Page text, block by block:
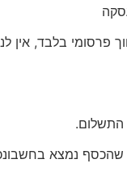
פרסומי בלבד, אין
התשלום.
שהכסף נמצא